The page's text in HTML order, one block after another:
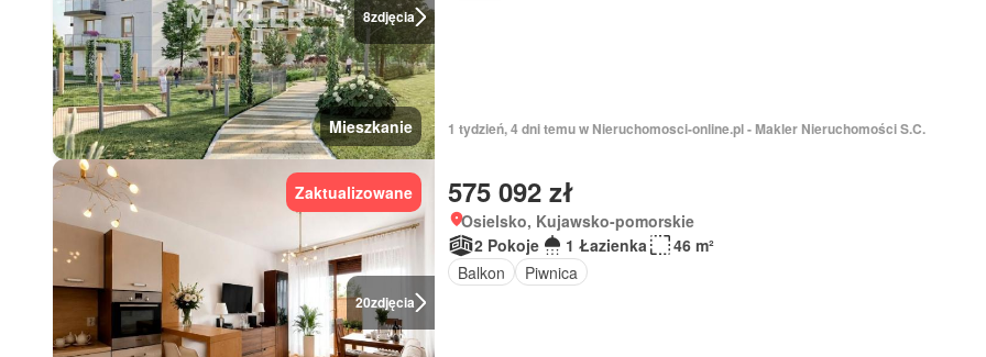
8zdjęcia
Mieszkanie 1 tydzień, 4 dni temu w Nieruchomosci-online.pl - Makler Nieruchomości S.C.
20zdjęcia
Zaktualizowane 575 092 zł
Osielsko, Kujawsko-pomorskie
2 Pokoje
1 Łazienka
46 m²
Balkon
Piwnica